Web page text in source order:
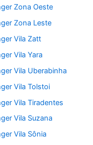
Zona Oeste
Zona Leste
Vila Zatt
Vila Yara
Vila Uberabinha
Vila Tolstoi
Vila Tiradentes
Vila Suzana
Vila Sônia